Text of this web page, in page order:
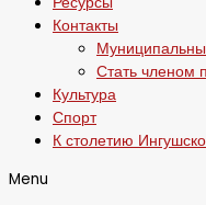
Контакты
Стать членом
Культура
Спорт
К столетию
Menu